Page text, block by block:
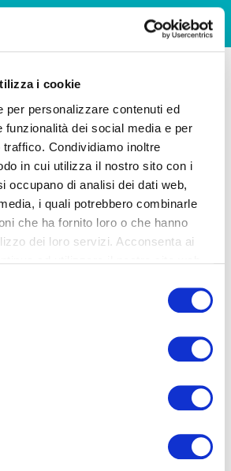
i cookie
per personalizzare contenuti ed
funzionalità dei social media e per
Condividiamo inoltre
in cui utilizza il nostro sito con i
occupano di analisi dei dati web,
i quali potrebbero combinarle
che ha fornito loro o che hanno
dei loro servizi. Acconsenta ai